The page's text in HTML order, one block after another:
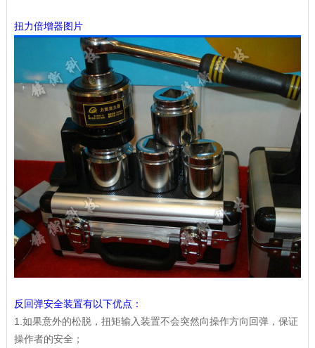
扭力倍增器图片
反回弹安全装置有以下优点：
1.如果意外的松脱，扭矩输入装置不会突然向操作方向回弹，保证
操作者的安全；